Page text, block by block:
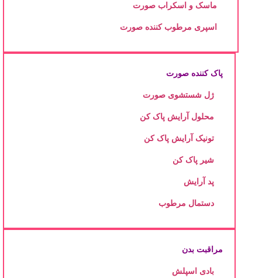
ماسک و اسکراب صورت
اسپری مرطوب کننده صورت
پاک کننده صورت
ژل شستشوی صورت
محلول آرایش پاک کن
تونیک آرایش پاک کن
شیر پاک کن
پد آرایش
دستمال مرطوب
مراقبت بدن
بادی اسپلش